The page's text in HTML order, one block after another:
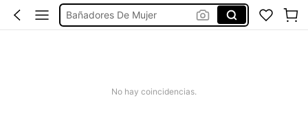
Bañadores De Mujer
Missguided
No hay coincidencias.